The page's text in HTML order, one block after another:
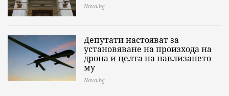
Nova.bg
Депутати настояват за
установяване на произхода на
дрона и целта на навлизането
му
Nova.bg